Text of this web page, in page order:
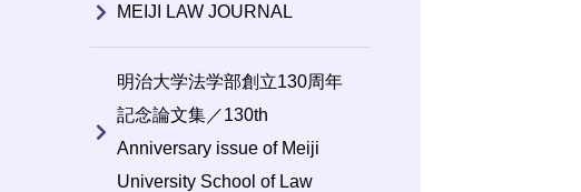
MEIJI LAW JOURNAL
明治大学法学部創立130周年
記念論文集／130th
Anniversary issue of Meiji
University School of Law